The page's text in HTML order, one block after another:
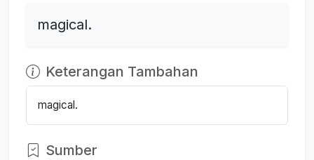
magical.
Keterangan Tambahan
magical.
Sumber